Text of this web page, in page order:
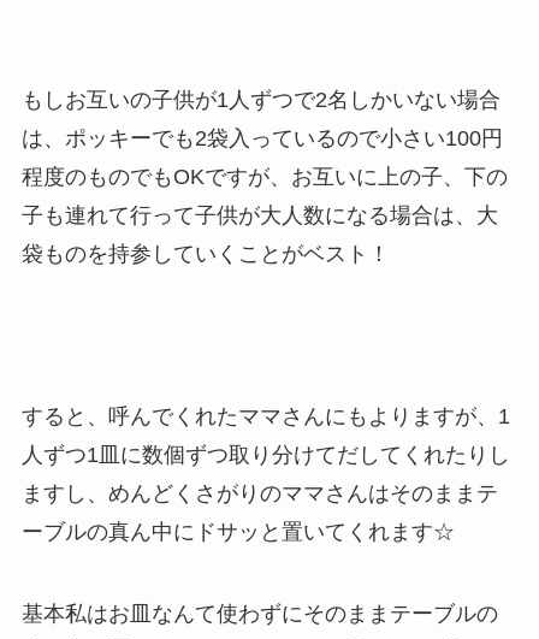
もしお互いの子供が1人ずつで2名しかいない場合
は、ポッキーでも2袋入っているので小さい100円
程度のものでもOKですが、お互いに上の子、下の
子も連れて行って子供が大人数になる場合は、大
袋ものを持参していくことがベスト！
すると、呼んでくれたママさんにもよりますが、1
人ずつ1皿に数個ずつ取り分けてだしてくれたりし
ますし、めんどくさがりのママさんはそのままテ
ーブルの真ん中にドサッと置いてくれます☆
基本私はお皿なんて使わずにそのままテーブルの